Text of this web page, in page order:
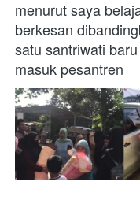
menurut saya
berkesan
satu santriwati
masuk pesantren